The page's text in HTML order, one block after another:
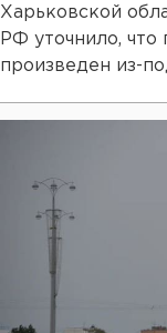
Харьковской
РФ уточнило, что
произведен из-